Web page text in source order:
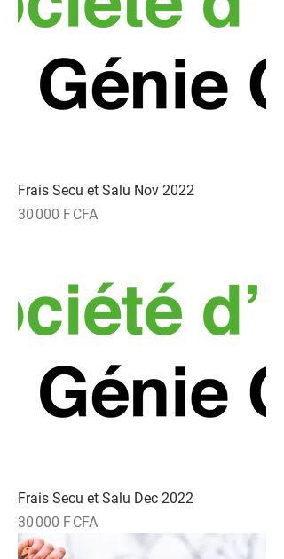
Frais Secu et Salu Nov 2022
Prix
30 000 F CFA
Frais Secu et Salu Dec 2022
Prix
30 000 F CFA